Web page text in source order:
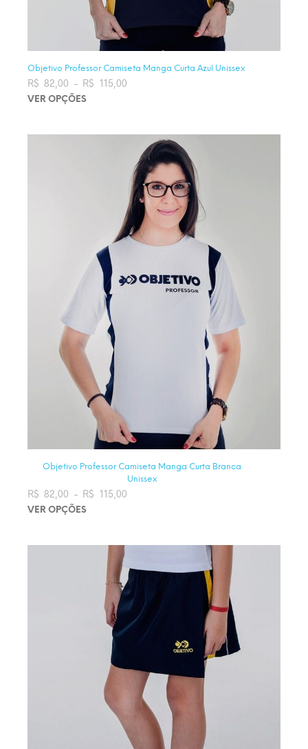
Objetivo Professor Camiseta Manga Curta Azul Unissex
R$ 82,00 – R$ 115,00Faixa de preço: R$ 82,00 através
R$ 115,00
VER OPÇÕES
Objetivo Professor Camiseta Manga Curta Branca
Unissex
R$ 82,00 – R$ 115,00Faixa de preço: R$ 82,00 através
R$ 115,00
VER OPÇÕES